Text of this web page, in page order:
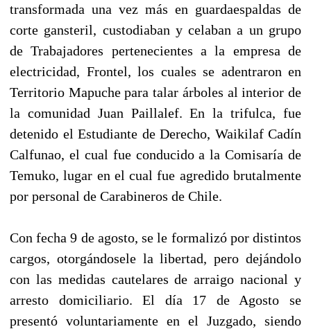
transformada una vez más en guardaespaldas de
corte gansteril, custodiaban y celaban a un grupo
de Trabajadores pertenecientes a la empresa de
electricidad, Frontel, los cuales se adentraron en
Territorio Mapuche para talar árboles al interior de
la comunidad Juan Paillalef. En la trifulca, fue
detenido el Estudiante de Derecho, Waikilaf Cadín
Calfunao, el cual fue conducido a la Comisaría de
Temuko, lugar en el cual fue agredido brutalmente
por personal de Carabineros de Chile.
Con fecha 9 de agosto, se le formalizó por distintos
cargos, otorgándosele la libertad, pero dejándolo
con las medidas cautelares de arraigo nacional y
arresto domiciliario. El día 17 de Agosto se
presentó voluntariamente en el Juzgado, siendo